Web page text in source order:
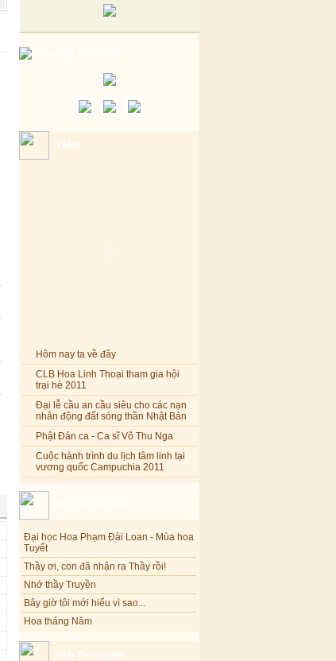
Video
Hôm nay ta về đây
CLB Hoa Linh Thoại tham gia hội
trại hè 2011
Đại lễ cầu an cầu siêu cho các nạn
nhân động đất sóng thần Nhật Bản
Phật Đản ca - Ca sĩ Võ Thu Nga
Cuộc hành trình du lịch tâm linh tại
vương quốc Campuchia 2011
Đại học Hoa Phạm Đài Loan - Mùa hoa
Tuyết
Thầy ơi, con đã nhận ra Thầy rồi!
Nhớ thầy Truyền
Bây giờ tôi mới hiểu vì sao...
Hoa tháng Năm
Tôi mắc nợ ông Sáu
Slide Powerpoint